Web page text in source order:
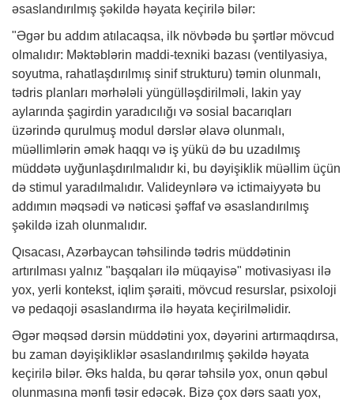
əsaslandırılmış şəkildə həyata keçirilə bilər:
"Əgər bu addım atılacaqsa, ilk növbədə bu şərtlər mövcud
olmalıdır: Məktəblərin maddi-texniki bazası (ventilyasiya,
soyutma, rahatlaşdırılmış sinif strukturu) təmin olunmalı,
tədris planları mərhələli yüngülləşdirilməli, lakin yay
aylarında şagirdin yaradıcılığı və sosial bacarıqları
üzərində qurulmuş modul dərslər əlavə olunmalı,
müəllimlərin əmək haqqı və iş yükü də bu uzadılmış
müddətə uyğunlaşdırılmalıdır ki, bu dəyişiklik müəllim üçün
də stimul yaradılmalıdır. Valideynlərə və ictimaiyyətə bu
addımın məqsədi və nəticəsi şəffaf və əsaslandırılmış
şəkildə izah olunmalıdır.
Qısacası, Azərbaycan təhsilində tədris müddətinin
artırılması yalnız "başqaları ilə müqayisə" motivasiyası ilə
yox, yerli kontekst, iqlim şəraiti, mövcud resurslar, psixoloji
və pedaqoji əsaslandırma ilə həyata keçirilməlidir.
Əgər məqsəd dərsin müddətini yox, dəyərini artırmaqdırsa,
bu zaman dəyişikliklər əsaslandırılmış şəkildə həyata
keçirilə bilər. Əks halda, bu qərar təhsilə yox, onun qəbul
olunmasına mənfi təsir edəcək. Bizə çox dərs saatı yox,